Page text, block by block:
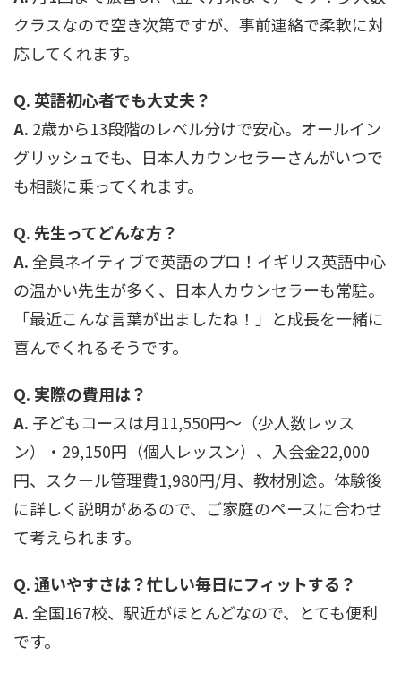
クラスなので空き次第ですが、事前連絡で柔軟に対
応してくれます。
Q. 英語初心者でも大丈夫？
A. 2歳から13段階のレベル分けで安心。オールイン
グリッシュでも、日本人カウンセラーさんがいつで
も相談に乗ってくれます。
Q. 先生ってどんな方？
A.全員ネイティブで英語のプロ！イギリス英語中心
の温かい先生が多く、日本人カウンセラーも常駐。
「最近こんな言葉が出ましたね！」と成長を一緒に
喜んでくれるそうです。
Q. 実際の費用は？
A. 子どもコースは月11,550円〜（少人数レッス
ン）・29,150円（個人レッスン）、入会金22,000
円、スクール管理費1,980円/月、教材別途。体験後
に詳しく説明があるので、ご家庭のペースに合わせ
て考えられます。
Q. 通いやすさは？忙しい毎日にフィットする？
A.全国167校、駅近がほとんどなので、とても便利
です。